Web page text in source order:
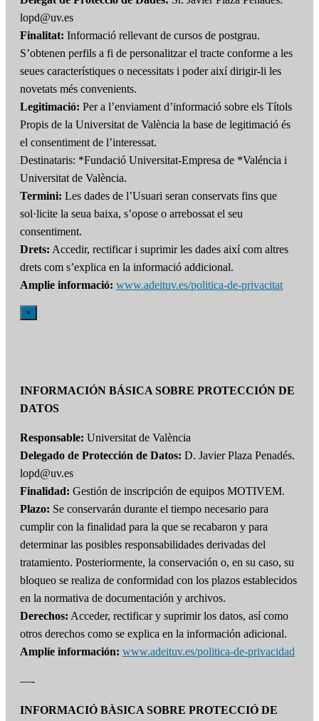
lopd@uv.es
Finalitat: Informació rellevant de cursos de postgrau.
S’obtenen perfils a fi de personalitzar el tracte conforme a les
seues característiques o necessitats i poder així dirigir-li les
novetats més convenients.
Legitimació: Per a l’enviament d’informació sobre els Títols
Propis de la Universitat de València la base de legitimació és
el consentiment de l’interessat.
Destinataris: *Fundació Universitat-Empresa de *Valéncia i
Universitat de València.
Termini: Les dades de l’Usuari seran conservats fins que
sol·licite la seua baixa, s’opose o arrebossat el seu
consentiment.
Drets: Accedir, rectificar i suprimir les dades així com altres
drets com s’explica en la informació addicional.
Amplie informació: www.adeituv.es/politica-de-privacitat
×
INFORMACIÓN BÁSICA SOBRE PROTECCIÓN DE
DATOS
Responsable: Universitat de València
Delegado de Protección de Datos: D. Javier Plaza Penadés.
lopd@uv.es
Finalidad: Gestión de inscripción de equipos MOTIVEM.
Plazo: Se conservarán durante el tiempo necesario para
cumplir con la finalidad para la que se recabaron y para
determinar las posibles responsabilidades derivadas del
tratamiento. Posteriormente, la conservación o, en su caso, su
bloqueo se realiza de conformidad con los plazos establecidos
en la normativa de documentación y archivos.
Derechos: Acceder, rectificar y suprimir los datos, así como
otros derechos como se explica en la información adicional.
Amplíe información: www.adeituv.es/politica-de-privacidad
—-
INFORMACIÓ BÀSICA SOBRE PROTECCIÓ DE